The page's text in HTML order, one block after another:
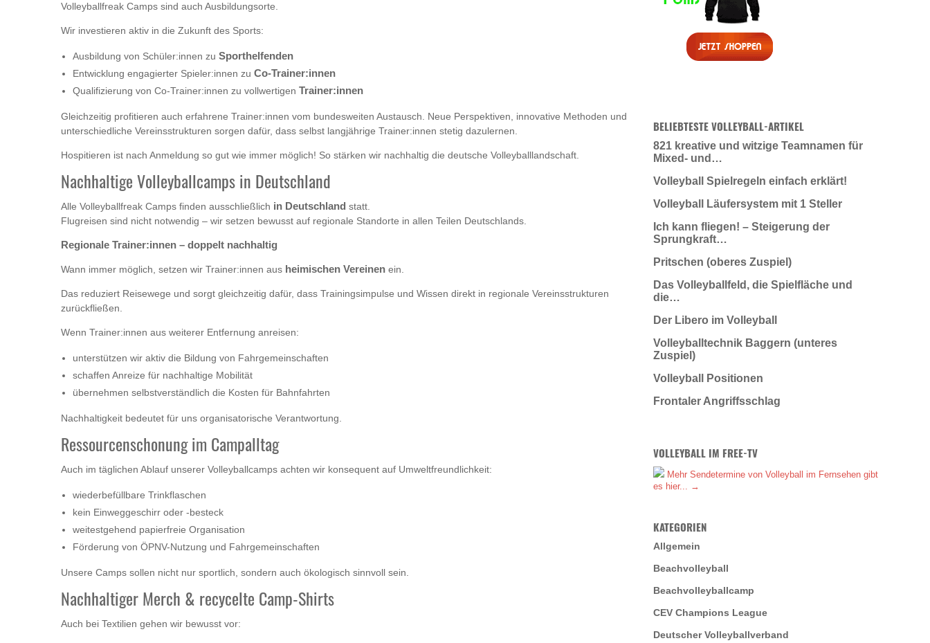
Volleyballfreak Camps sind auch Ausbildungsorte.
Wir investieren aktiv in die Zukunft des Sports:
Ausbildung von Schüler:innen zu Sporthelfenden
Entwicklung engagierter Spieler:innen zu Co-Trainer:innen
Qualifizierung von Co-Trainer:innen zu vollwertigen Trainer:innen
Gleichzeitig profitieren auch erfahrene Trainer:innen vom bundesweiten Austausch. Neue Perspektiven, innovative Methoden und
unterschiedliche Vereinsstrukturen sorgen dafür, dass selbst langjährige Trainer:innen stetig dazulernen.
Hospitieren ist nach Anmeldung so gut wie immer möglich! So stärken wir nachhaltig die deutsche Volleyballlandschaft.
Nachhaltige Volleyballcamps in Deutschland
Alle Volleyballfreak Camps finden ausschließlich in Deutschland statt.
Flugreisen sind nicht notwendig – wir setzen bewusst auf regionale Standorte in allen Teilen Deutschlands.
Regionale Trainer:innen – doppelt nachhaltig
Wann immer möglich, setzen wir Trainer:innen aus heimischen Vereinen ein.
Das reduziert Reisewege und sorgt gleichzeitig dafür, dass Trainingsimpulse und Wissen direkt in regionale Vereinsstrukturen
zurückfließen.
Wenn Trainer:innen aus weiterer Entfernung anreisen:
unterstützen wir aktiv die Bildung von Fahrgemeinschaften
schaffen Anreize für nachhaltige Mobilität
übernehmen selbstverständlich die Kosten für Bahnfahrten
Nachhaltigkeit bedeutet für uns organisatorische Verantwortung.
Ressourcenschonung im Campalltag
Auch im täglichen Ablauf unserer Volleyballcamps achten wir konsequent auf Umweltfreundlichkeit:
wiederbefüllbare Trinkflaschen
kein Einweggeschirr oder -besteck
weitestgehend papierfreie Organisation
Förderung von ÖPNV-Nutzung und Fahrgemeinschaften
Unsere Camps sollen nicht nur sportlich, sondern auch ökologisch sinnvoll sein.
Nachhaltiger Merch & recycelte Camp-Shirts
Auch bei Textilien gehen wir bewusst vor:
BELIEBTESTE VOLLEYBALL-ARTIKEL
821 kreative und witzige Teamnamen für
Mixed- und…
Volleyball Spielregeln einfach erklärt!
Volleyball Läufersystem mit 1 Steller
Ich kann fliegen! – Steigerung der
Sprungkraft…
Pritschen (oberes Zuspiel)
Das Volleyballfeld, die Spielfläche und
die…
Der Libero im Volleyball
Volleyballtechnik Baggern (unteres
Zuspiel)
Volleyball Positionen
Frontaler Angriffsschlag
VOLLEYBALL IM FREE-TV
Mehr Sendetermine von Volleyball im Fernsehen gibt
es hier... →
KATEGORIEN
Allgemein
Beachvolleyball
Beachvolleyballcamp
CEV Champions League
Deutscher Volleyballverband